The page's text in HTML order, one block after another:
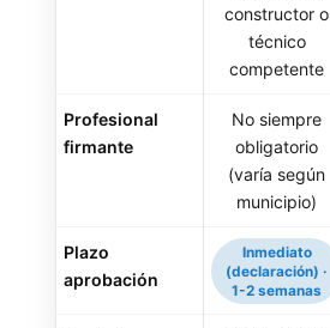
constructor o
técnico
competente
Profesional
firmante
No siempre
obligatorio
(varía según
municipio)
Plazo
aprobación
Inmediato
(declaración) ·
1-2 semanas